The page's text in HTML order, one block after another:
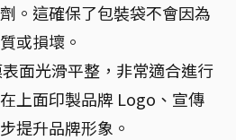
。這確保了包裝袋不會因為
或損壞。
面光滑平整，非常適合進行
上面印製品牌 Logo、宣傳
提升品牌形象。